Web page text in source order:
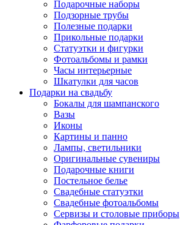
Подарочные наборы
Подзорные трубы
Полезные подарки
Прикольные подарки
Статуэтки и фигурки
Фотоальбомы и рамки
Часы интерьерные
Шкатулки для часов
Подарки на свадьбу
Бокалы для шампанского
Вазы
Иконы
Картины и панно
Лампы, светильники
Оригинальные сувениры
Подарочные книги
Постельное белье
Свадебные статуэтки
Свадебные фотоальбомы
Сервизы и столовые приборы